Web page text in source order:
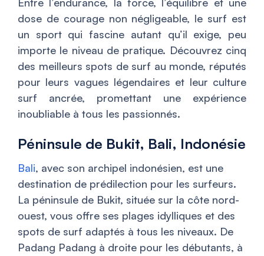
dose de courage non négligeable, le surf est
un sport qui fascine autant qu’il exige, peu
importe le niveau de pratique. Découvrez cinq
des meilleurs spots de surf au monde, réputés
pour leurs vagues légendaires et leur culture
surf ancrée, promettant une expérience
inoubliable à tous les passionnés.
Péninsule de Bukit, Bali, Indonésie
Bali, avec son archipel indonésien, est une
destination de prédilection pour les surfeurs.
La péninsule de Bukit, située sur la côte nord-
ouest, vous offre ses plages idylliques et des
spots de surf adaptés à tous les niveaux. De
Padang Padang à droite pour les débutants, à